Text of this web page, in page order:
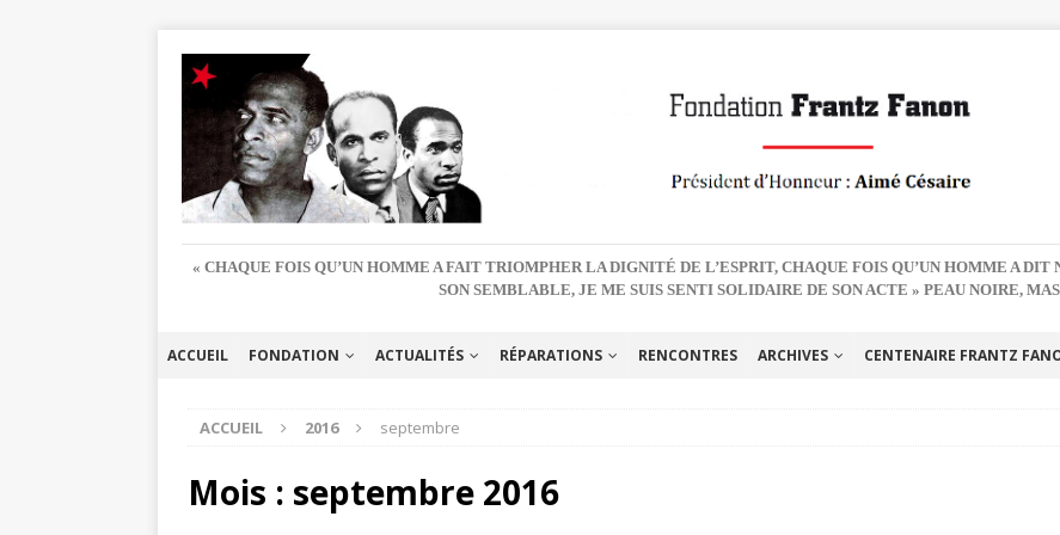
« CHAQUE FOIS QU’UN HOMME A FAIT TRIOMPHER LA DIGNITÉ DE L’ESPRIT, CHAQUE FOIS QU’UN HOMME A DIT
SON SEMBLABLE, JE ME SUIS SENTI SOLIDAIRE DE SON ACTE » PEAU NOIRE,
ACCUEIL FONDATION ACTUALITÉS RÉPARATIONS RENCONTRES ARCHIVES CENTENAIRE FRANTZ
ACCUEIL 2016 septembre
Mois : septembre 2016